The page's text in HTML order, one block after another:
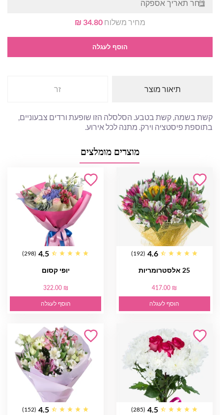
מחיר משלוח 34.80 ₪
הוסף לעגלה
תיאור מוצר זר
קשת בשמה, קשת בטבע. הסלסלה הזו שופעת ורדים צבעוניים,
בתוספת פיסטציה וירק. מתנה לכל אירוע.
מוצרים מומלצים
4.6
(192)
25 אלסטרומריות
417.00 ₪
הוסף לעגלה
4.5
(298)
יופי קסום
322.00 ₪
הוסף לעגלה
4.5
(285)
4.5
(152)